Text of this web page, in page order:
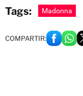
Tags: Madonna
COMPARTIR: